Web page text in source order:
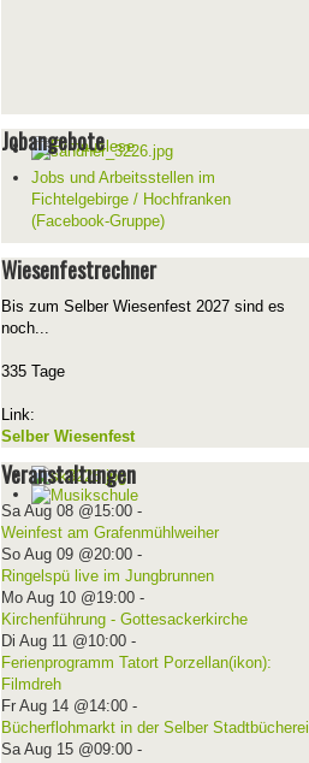
Jobangebote
Jobs und Arbeitsstellen im
Fichtelgebirge / Hochfranken
(Facebook-Gruppe)
Wiesenfestrechner
Bis zum Selber Wiesenfest 2027 sind es
noch...
335 Tage
Link:
Selber Wiesenfest
Veranstaltungen
Sa Aug 08 @15:00-
Weinfest am Grafenmühlweiher
So Aug 09 @20:00-
Ringelspü live im Jungbrunnen
Mo Aug 10 @19:00-
Kirchenführung - Gottesackerkirche
Di Aug 11 @10:00-
Ferienprogramm Tatort Porzellan(ikon):
Filmdreh
Fr Aug 14 @14:00-
Bücherflohmarkt in der Selber Stadtbücherei
Sa Aug 15 @09:00-